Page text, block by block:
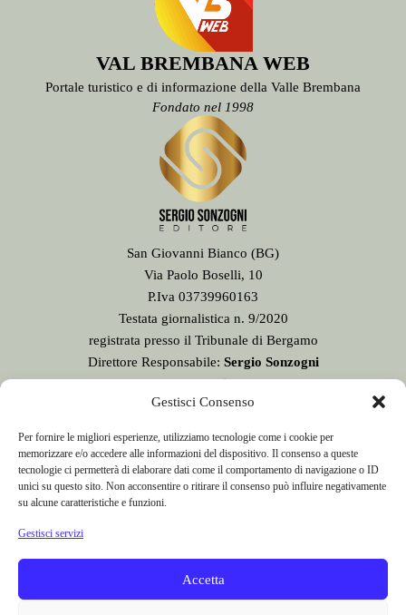
Gestisci Consenso
Per fornire le migliori esperienze, utilizziamo tecnologie come i cookie per
memorizzare e/o accedere alle informazioni del dispositivo. Il consenso a queste
tecnologie ci permetterà di elaborare dati come il comportamento di navigazione o ID
unici su questo sito. Non acconsentire o ritirare il consenso può influire negativamente
su alcune caratteristiche e funzioni.
Gestisci servizi
Accetta
VAL BREMBANA WEB
Portale turistico e di informazione della Valle Brembana
Fondato nel 1998
San Giovanni Bianco (BG)
Via Paolo Boselli, 10
P.Iva 03739960163
Testata giornalistica n. 9/2020
registrata presso il Tribunale di Bergamo
Direttore Responsabile: Sergio Sonzogni
Sede Redazione:
Via Paolo Boselli, 10
Tel. 0345 41834
Email:redazione@valbrembanaweb.com
CONCESSIONARIA PUBBLICITÀ